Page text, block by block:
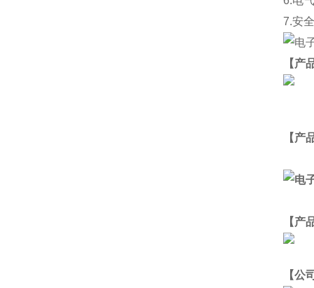
7.安
【产
【产
【产
【公